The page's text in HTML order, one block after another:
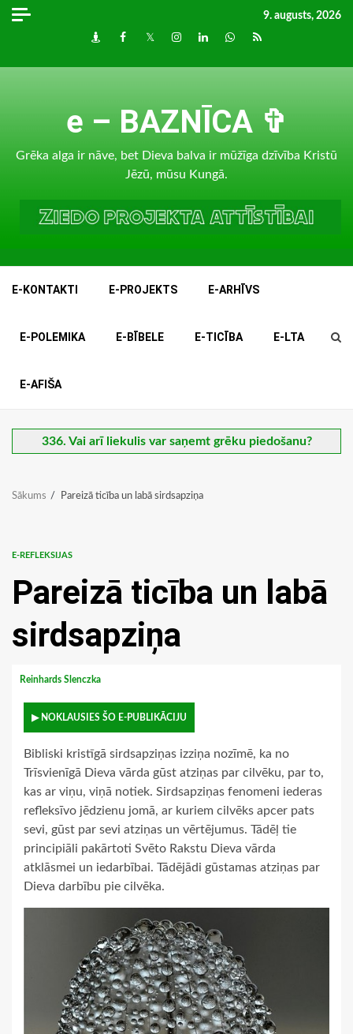
Skip
9. augusts, 2026
DraugiemFacebook
TwitterInstagram
LinkedInwhatsapp
RSS
e – BAZNĪCA ✞
Grēka alga ir nāve, bet Dieva balva ir mūžīga dzīvība Kristū
Jēzū, mūsu Kungā.
E-KONTAKTI E-PROJEKTS E-ARHĪVS
E-POLEMIKA E-BĪBELE E-TICĪBA E-LTA
E-AFIŠA
336. Vai arī liekulis var saņemt grēku piedošanu?
Sākums Pareizā ticība un labā sirdsapziņa
E-REFLEKSIJAS
Pareizā ticība un labā
sirdsapziņa
Reinhards Slenczka
▶ NOKLAUSIES ŠO E-PUBLIKĀCIJU
Bibliski kristīgā sirdsapziņas izziņa nozīmē, ka no
Trīsvienīgā Dieva vārda gūst atziņas par cilvēku, par to,
kas ar viņu, viņā notiek. Sirdsapziņas fenomeni iederas
refleksīvo jēdzienu jomā, ar kuriem cilvēks apcer pats
sevi, gūst par sevi atziņas un vērtējumus. Tādēļ tie
principiāli pakārtoti Svēto Rakstu Dieva vārda
atklāsmei un iedarbībai. Tādējādi gūstamas atziņas par
Dieva darbību pie cilvēka.